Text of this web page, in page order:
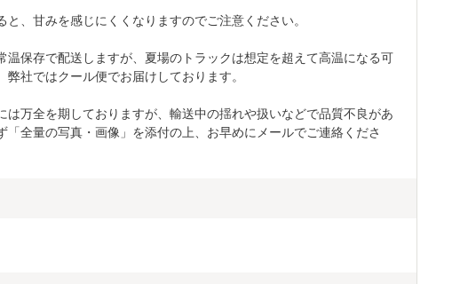
、甘みを感じにくくなりますのでご注意ください。
温保存で配送しますが、夏場のトラックは想定を超えて高温になる可
弊社ではクール便でお届けしております。
は万全を期しておりますが、輸送中の揺れや扱いなどで品質不良があ
「全量の写真・画像」を添付の上、お早めにメールでご連絡くださ